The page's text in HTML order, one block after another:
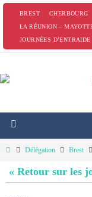
PasserBREST CHERBOURG
LA RÉUNION –
JOURNÉES
HomeDélégation Brest
« Retour sur les